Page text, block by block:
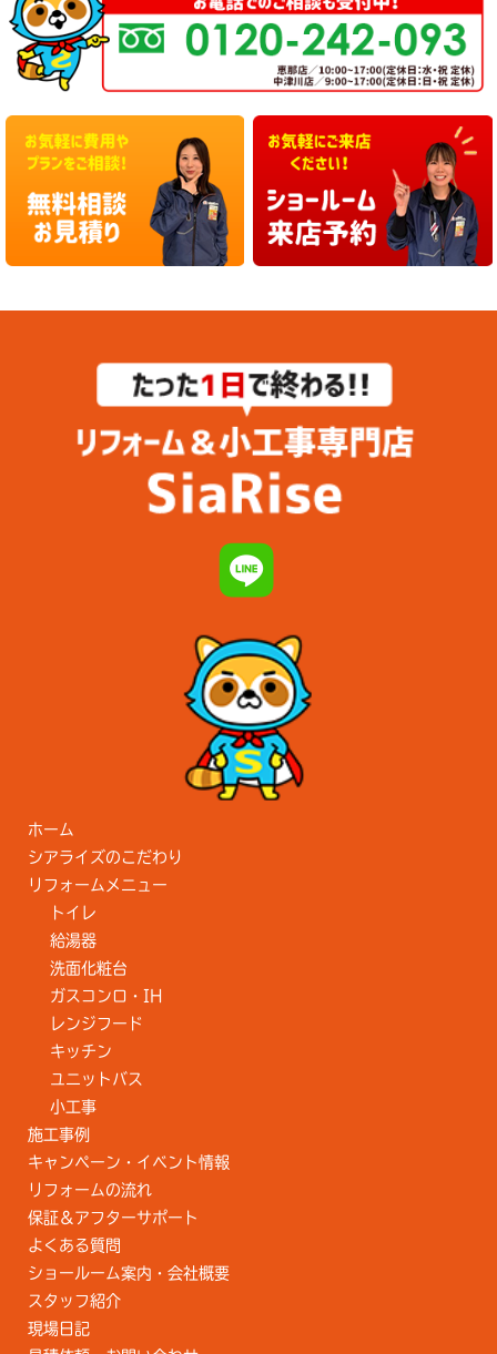
ホーム
シアライズのこだわり
リフォームメニュー
トイレ
給湯器
洗面化粧台
ガスコンロ・IH
レンジフード
キッチン
ユニットバス
小工事
施工事例
キャンペーン・イベント情報
リフォームの流れ
保証＆アフターサポート
よくある質問
ショールーム案内・会社概要
スタッフ紹介
現場日記